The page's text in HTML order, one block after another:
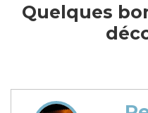
Quelques